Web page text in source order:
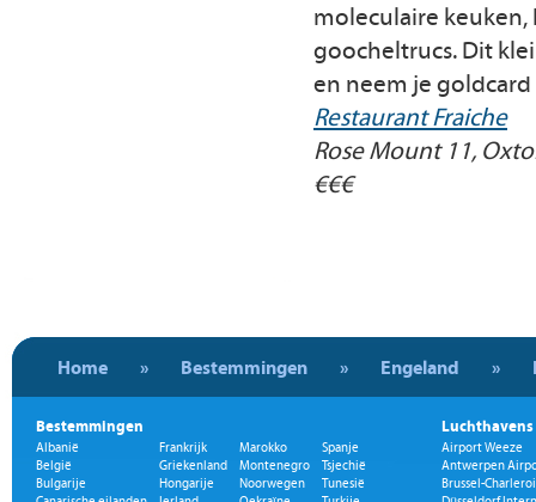
moleculaire
goocheltrucs. Dit
en neem je
Restaurant Fraiche
Rose Mount 11,
€€€
Home » Bestemmingen » Engeland »
Bestemmingen
Albanië
België
Bulgarije
Frankrijk
Griekenland
Hongarije
Marokko
Montenegro
Noorwegen
Spanje
Tsjechië
Tunesië
Luchthavens
Airport Weeze
Antwerpen
Brussel-